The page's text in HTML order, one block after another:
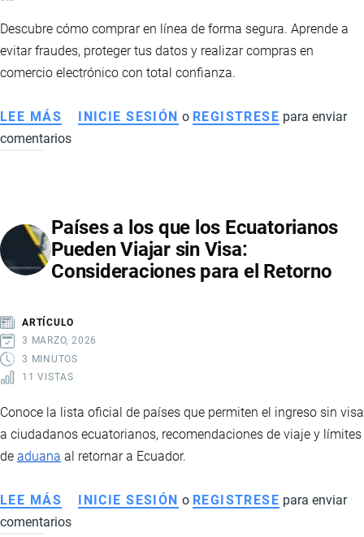
Descubre cómo comprar en línea de forma segura. Aprende a
evitar fraudes, proteger tus datos y realizar compras en
comercio electrónico con total confianza.
LEE MÁS SOBRE
CONSEJOS
INTERNET
DE
FORMA
EVITAR
FRAUDES
INICIE SESIÓN o REGISTRESE para enviar
comentarios
Países a los que los Ecuatorianos
Pueden Viajar sin Visa:
Consideraciones para el Retorno
ARTÍCULO
3 MARZO, 2026
3 MINUTOS
11 VISTAS
Conoce la lista oficial de países que permiten el ingreso sin visa
a ciudadanos ecuatorianos, recomendaciones de viaje y límites
de aduana al retornar a Ecuador.
LEE MÁS SOBRE
PAÍSES
INICIE SESIÓN o REGISTRESE para enviar
comentarios